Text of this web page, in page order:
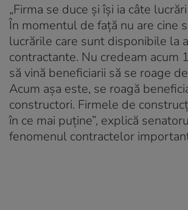
„Firma se duce și își ia câte
În momentul de față nu are cine
lucrările care sunt disponibile la
contractante. Nu credeam acum
să vină beneficiarii să se roage
Acum așa este, se roagă
constructori. Firmele de
în ce mai puține”, explică
fenomenul contractelor